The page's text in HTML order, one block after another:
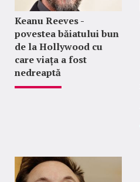
Keanu Reeves -
povestea băiatului bun
de la Hollywood cu
care viața a fost
nedreaptă